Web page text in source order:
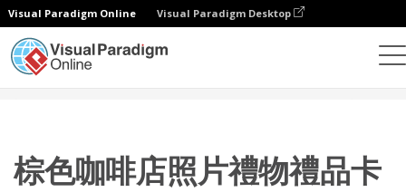
Visual Paradigm Online Visual Paradigm Desktop
棕色咖啡店照片禮物禮品卡